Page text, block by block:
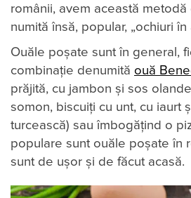
românii, avem această
numită însă, popular, „ochiuri în
Ouăle poșate sunt în general,
combinație denumită ouă
prăjită, cu jambon și sos
somon, biscuiți cu unt, cu iaurt
turcească) sau îmbogățind o
populare sunt ouăle poșate în
sunt de ușor și de făcut acasă.